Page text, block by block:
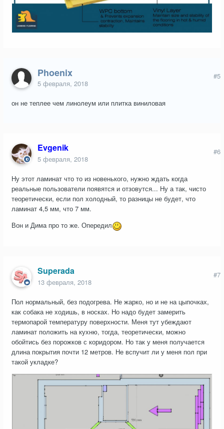
Phoenix
5 февраля, 2018
#5
он не теплее чем линолеум или плитка виниловая
Evgenik
5 февраля, 2018
#6
Ну этот ламинат что то из новенького, нужно ждать когда
реальные пользователи появятся и отзовутся... Ну а так, чисто
теоретически, если пол холодный, то разницы не будет, что
ламинат 4,5 мм, что 7 мм.
Вон и Дима про то же. Опередил
Superada
13 февраля, 2018
#7
Пол нормальный, без подогрева. Не жарко, но и не на цыпочках,
как собака не ходишь, в носках. Но надо будет замерить
термопарой температуру поверхности. Меня тут убеждают
ламинат положить на кухню, тогда, теоретически, можно
обойтись без порожков с коридором. Но так у меня получается
длина покрытия почти 12 метров. Не вспучит ли у меня пол при
такой укладке?